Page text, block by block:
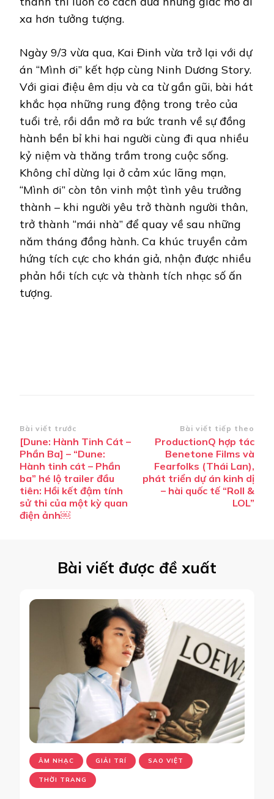
xa hơn tưởng tượng.
Ngày 9/3 vừa qua, Kai Đinh vừa trở lại với dự
án “Mình ơi” kết hợp cùng Ninh Dương Story.
Với giai điệu êm dịu và ca từ gần gũi, bài hát
khắc họa những rung động trong trẻo của
tuổi trẻ, rồi dần mở ra bức tranh về sự đồng
hành bền bỉ khi hai người cùng đi qua nhiều
kỷ niệm và thăng trầm trong cuộc sống.
Không chỉ dừng lại ở cảm xúc lãng mạn,
“Mình ơi” còn tôn vinh một tình yêu trưởng
thành – khi người yêu trở thành người thân,
trở thành “mái nhà” để quay về sau những
năm tháng đồng hành. Ca khúc truyền cảm
hứng tích cực cho khán giả, nhận được nhiều
phản hồi tích cực và thành tích nhạc số ấn
tượng.
Điều
hướng
bài
viết
Bài viết trước
[Dune: Hành Tinh Cát –
Phần Ba] – “Dune:
Hành tinh cát – Phần
ba” hé lộ trailer đầu
tiên: Hồi kết đậm tính
sử thi của một kỳ quan
điện ảnh￼
Bài viết tiếp theo
ProductionQ hợp tác
Benetone Films và
Fearfolks (Thái Lan),
phát triển dự án kinh dị
– hài quốc tế “Roll &
LOL”
Bài viết được đề xuất
ÂM NHẠC GIẢI TRÍ SAO VIỆT
THỜI TRANG